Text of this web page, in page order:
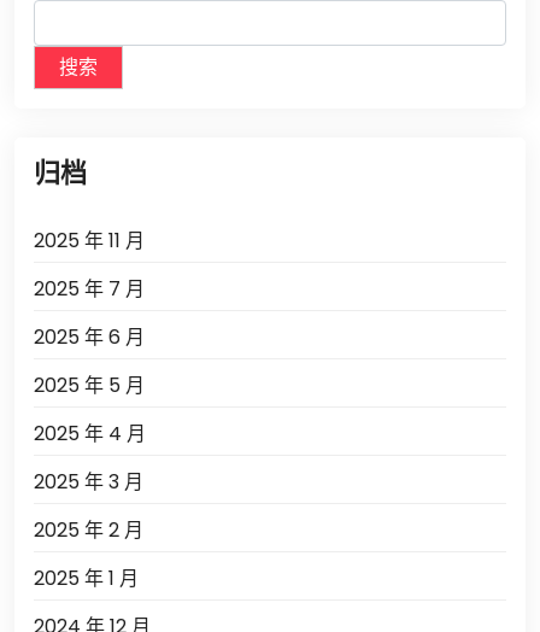
搜索
归档
2025 年 11 月
2025 年 7 月
2025 年 6 月
2025 年 5 月
2025 年 4 月
2025 年 3 月
2025 年 2 月
2025 年 1 月